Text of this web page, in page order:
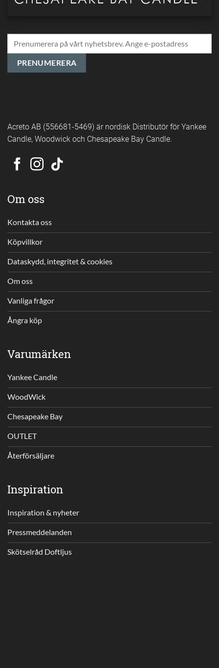
Acreto AB (556681-5469) är nordisk Distributör för Yankee
Candle, Woodwick och Chesapeake Bay Candle.
Om oss
Kontakta oss
Köpvillkor
Dataskydd, integritet & cookies
Om oss
Vanliga frågor
Ångra köp
Varumärken
Yankee Candle
WoodWick
Chesapeake Bay
OUTLET
Återförsäljare
Inspiration
Inspiration & nyheter
Pressmeddelanden
Skötselråd Doftljus